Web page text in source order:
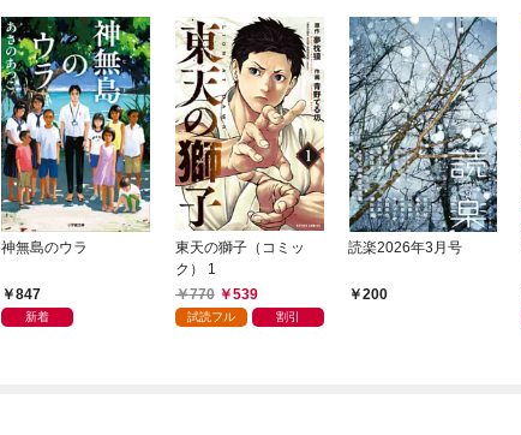
神無島のウラ
847
新着
東天の獅子（コミッ
ク） 1
770
539
試読フル 割引
読楽2026年3月号
200